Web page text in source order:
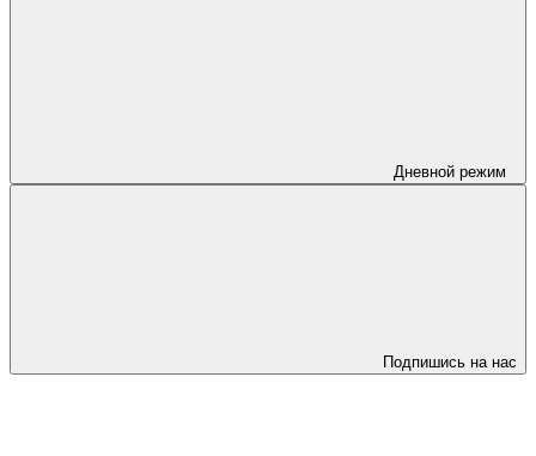
Дневной режим
Подпишись на нас